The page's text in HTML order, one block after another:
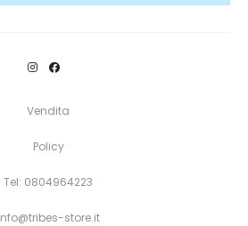
Vendita
Policy
Tel: 0804964223
store.it